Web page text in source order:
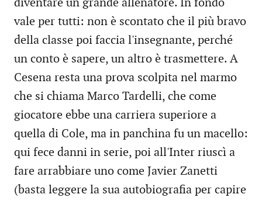
diventare un grande allenatore. In fondo
vale per tutti: non è scontato che il più bravo
della classe poi faccia l'insegnante, perché
un conto è sapere, un altro è trasmettere. A
Cesena resta una prova scolpita nel marmo
che si chiama Marco Tardelli, che come
giocatore ebbe una carriera superiore a
quella di Cole, ma in panchina fu un macello:
qui fece danni in serie, poi all'Inter riuscì a
fare arrabbiare uno come Javier Zanetti
(basta leggere la sua autobiografia per capire